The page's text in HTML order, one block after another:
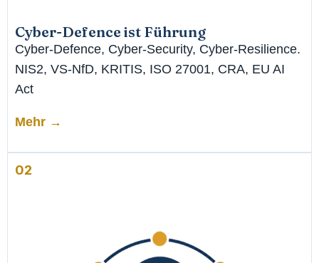
Cyber-Defence ist Führung
Cyber-Defence, Cyber-Security, Cyber-Resilience.
NIS2, VS-NfD, KRITIS, ISO 27001, CRA, EU AI
Act
Mehr →
02